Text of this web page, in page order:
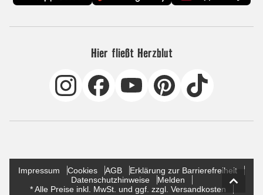
Hier fließt Herzblut
Impressum Cookies AGB
Erklärung zur Barrierefreiheit
Datenschutzhinweise
Melden
* Alle Preise inkl. MwSt. und ggf. zzgl. Versandkosten